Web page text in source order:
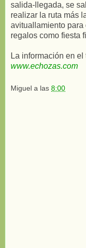
salida-llegada, se
realizar la ruta más
avituallamiento para
regalos como fiesta
La información en
www.echozas.com
Miguel a las 8:00